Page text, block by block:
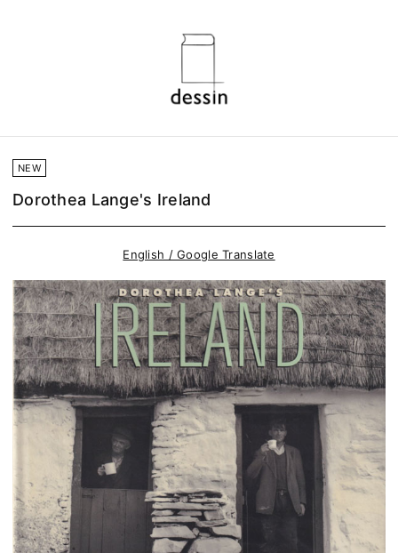
NEW
Dorothea Lange's Ireland
English / Google Translate